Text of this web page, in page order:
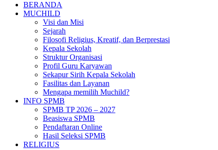
BERANDA
MUCHILD
Visi dan Misi
Sejarah
Filosofi Religius, Kreatif, dan Berprestasi
Kepala Sekolah
Struktur Organisasi
Profil Guru Karyawan
Sekapur Sirih Kepala Sekolah
Fasilitas dan Layanan
Mengapa memilih Muchild?
INFO SPMB
SPMB TP 2026 – 2027
Beasiswa SPMB
Pendaftaran Online
Hasil Seleksi SPMB
RELIGIUS